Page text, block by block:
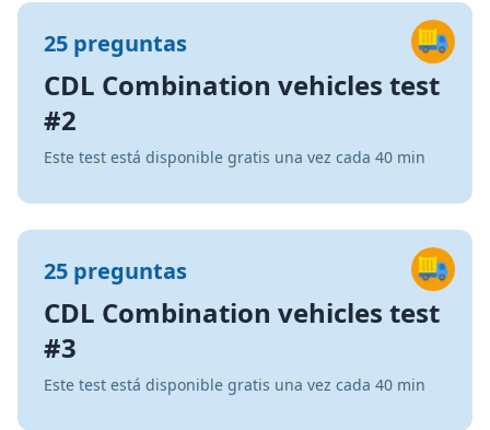
25 preguntas
CDL Combination vehicles test
#2
Este test está disponible gratis una vez cada 40 min
25 preguntas
CDL Combination vehicles test
#3
Este test está disponible gratis una vez cada 40 min